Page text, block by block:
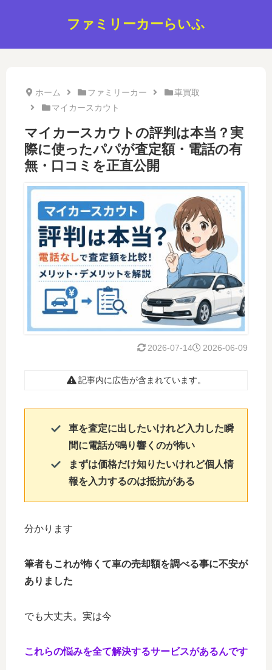
ファミリーカーらいふ
ホーム ファミリーカー
車買取
マイカースカウト
マイカースカウトの評判は本当？実
際に使ったパパが査定額・電話の有
無・口コミを正直公開
2026-06-09
2026-07-14
記事内に広告が含まれています。
車を査定に出したいけれど入力した瞬
間に電話が鳴り響くのが怖い
まずは価格だけ知りたいけれど個人情
報を入力するのは抵抗がある
分かります
筆者もこれが怖くて車の売却額を調べる事に不安が
ありました
でも大丈夫。実は今
これらの悩みを全て解決するサービスがあるんです